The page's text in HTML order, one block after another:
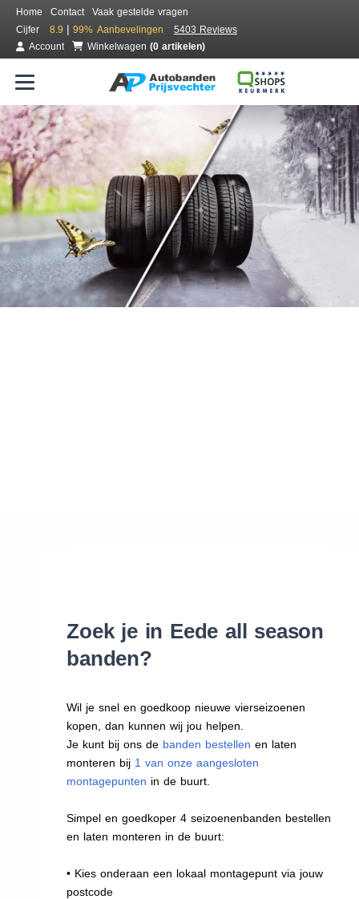
Home Contact
Vaak gestelde vragen
Cijfer
8.9 | 99% Aanbevelingen
5403 Reviews
Account
Winkelwagen (0 artikelen)
Bestel voordelig all season banden
Gratis bezorgd of montage bij jou in de buurt
Seizoen:
Merken:
Zoek je in Eede all season
banden?
Wil je snel en goedkoop nieuwe vierseizoenen
kopen, dan kunnen wij jou helpen.
Je kunt bij ons de banden bestellen en laten
monteren bij 1 van onze aangesloten
montagepunten in de buurt.
Simpel en goedkoper 4 seizoenenbanden bestellen
en laten monteren in de buurt:
• Kies onderaan een lokaal montagepunt via jouw
postcode